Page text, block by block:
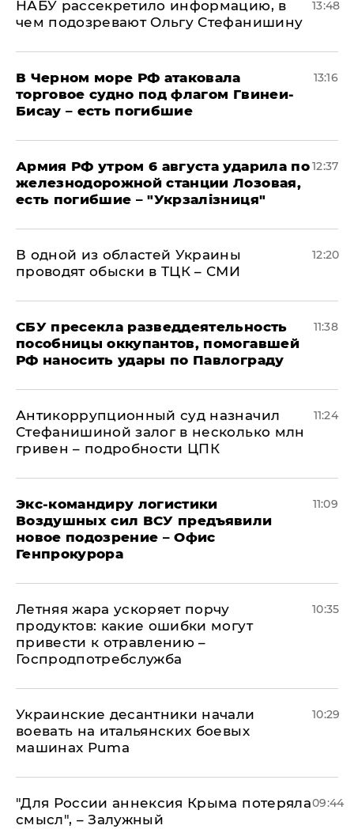
НАБУ рассекретило информацию, в
чем подозревают Ольгу Стефанишину
13:48
В Черном море РФ атаковала
торговое судно под флагом Гвинеи-
Бисау – есть погибшие
13:16
Армия РФ утром 6 августа ударила по
железнодорожной станции Лозовая,
есть погибшие – "Укрзалізниця"
12:37
В одной из областей Украины
проводят обыски в ТЦК – СМИ
12:20
СБУ пресекла разведдеятельность
пособницы оккупантов, помогавшей
РФ наносить удары по Павлограду
11:38
Антикоррупционный суд назначил
Стефанишиной залог в несколько млн
гривен – подробности ЦПК
11:24
Экс-командиру логистики
Воздушных сил ВСУ предъявили
новое подозрение – Офис
Генпрокурора
11:09
Летняя жара ускоряет порчу
продуктов: какие ошибки могут
привести к отравлению –
Госпродпотребслужба
10:35
Украинские десантники начали
воевать на итальянских боевых
машинах Puma
10:29
"Для России аннексия Крыма потеряла
смысл", – Залужный
09:44